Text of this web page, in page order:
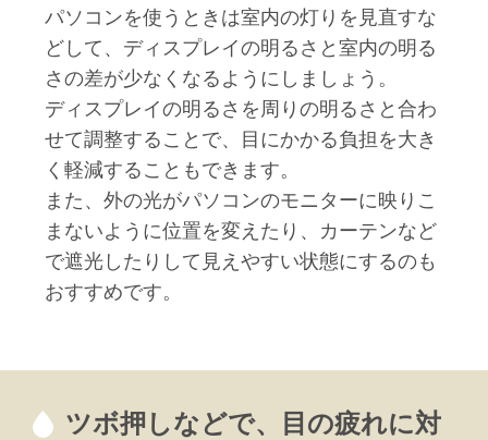
パソコンを使うときは室内の灯りを見直すな
どして、ディスプレイの明るさと室内の明る
さの差が少なくなるようにしましょう。
ディスプレイの明るさを周りの明るさと合わ
せて調整することで、目にかかる負担を大き
く軽減することもできます。
また、外の光がパソコンのモニターに映りこ
まないように位置を変えたり、カーテンなど
で遮光したりして見えやすい状態にするのも
おすすめです。
ツボ押しなどで、目の疲れに対